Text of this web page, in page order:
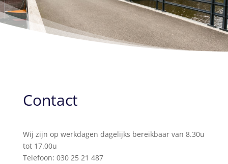
Contact
Wij zijn op werkdagen dagelijks bereikbaar van 8.30u
tot 17.00u
Telefoon: 030 25 21 487